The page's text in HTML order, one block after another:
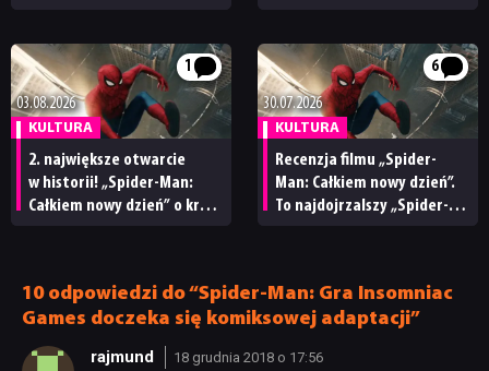
KULTURA
RETRO
TECHNOLOGIE
JUŻ GRALIŚMY
1
03.08.2026
KULTURA
2. największe otwarcie
w historii! „Spider-Man:
Całkiem nowy dzień” o krok
6
30.07.2026
KULTURA
Recenzja filmu „Spider-
Man: Całkiem nowy dzień”.
To najdojrzalszy „Spider-
10 odpowiedzi do “Spider-Man: Gra Insomniac
Games doczeka się komiksowej adaptacji”
rajmund 18 grudnia 2018 o 17:56